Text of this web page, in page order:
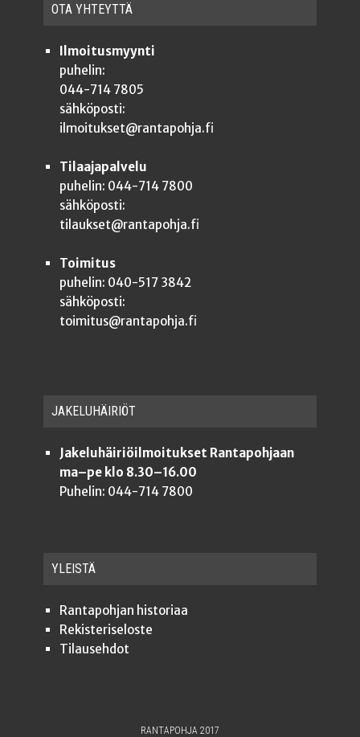
OTA YHTEYT­TÄ
Ilmoitusmyynti
puhelin:
044-714 7805
sähköposti:
ilmoitukset@rantapohja.fi
Tilaajapalvelu
puhelin: 044-714 7800
sähköposti:
tilaukset@rantapohja.fi
Toimitus
puhelin: 040-517 3842
sähköposti:
toimitus@rantapohja.fi
JAKE­LU­HÄI­RIÖT
Jakeluhäiriöilmoitukset Rantapohjaan
ma–pe klo 8.30–16.00
Puhelin: 044-714 7800
YLEISTÄ
Ran­ta­poh­jan historiaa
Rekis­te­ri­se­los­te
Tilauseh­dot
RANTAPOHJA 2017